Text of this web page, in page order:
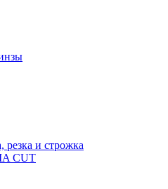
резка и строжка
CUT